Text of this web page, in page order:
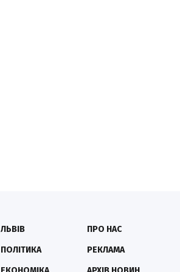
ЛЬВІВ
ПОЛІТИКА
ПРО НАС
РЕКЛАМА